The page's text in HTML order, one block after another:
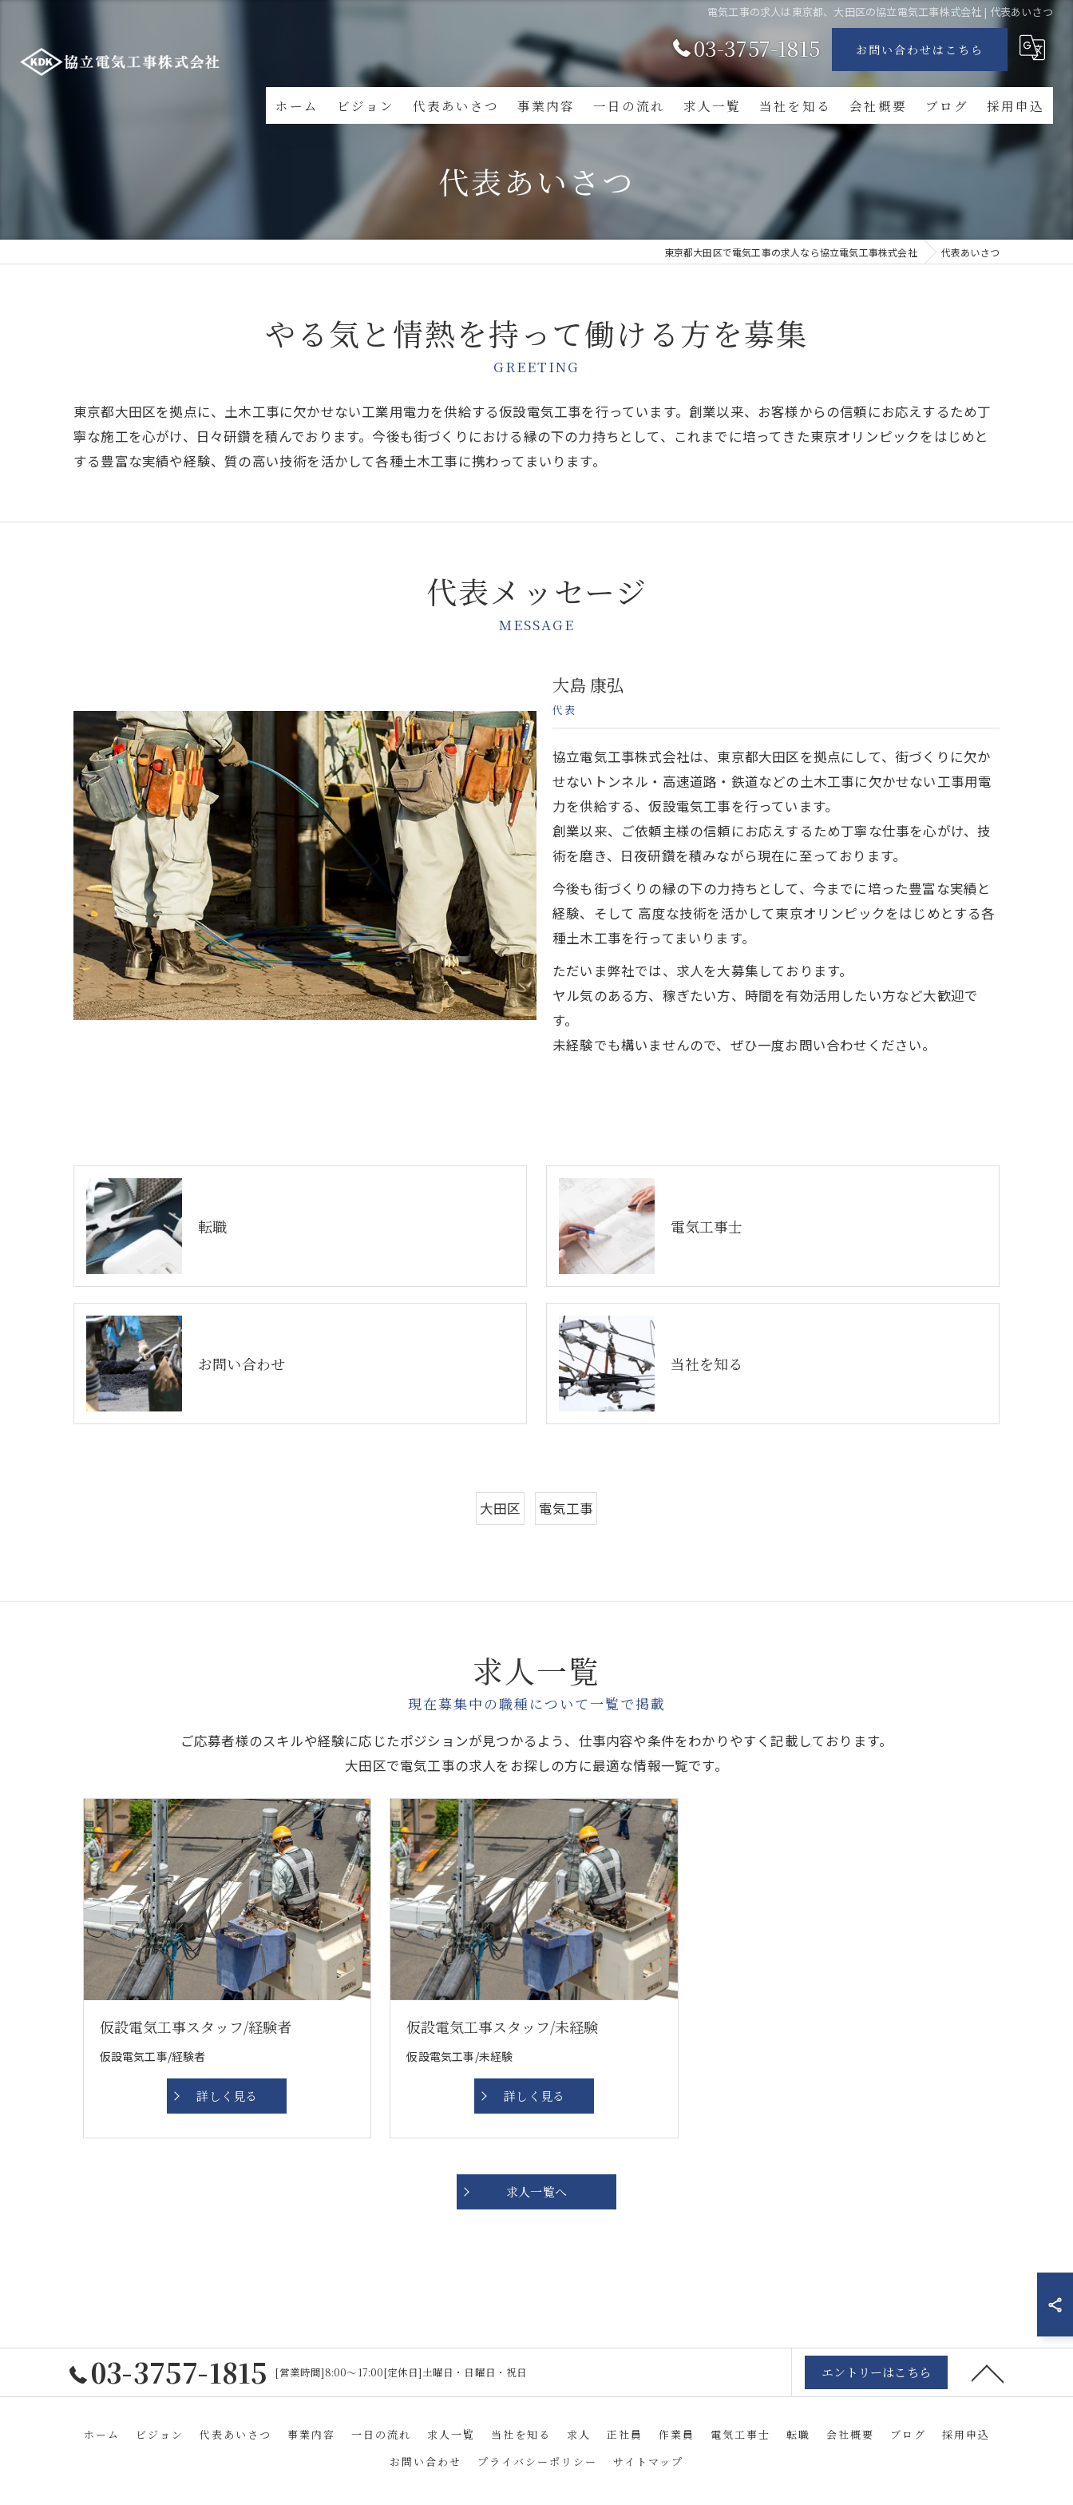
電気工事の求人は東京都、大田区の協立電気工事株式会社 | 代表あいさつ
03-3757-1815 お問い合わせはこちら
ホーム ビジョン 代表あいさつ 事業内容 一日の流れ 求人一覧 当社を知る
正社員
作業員
会社概要 ブログ 採用申込
代表あいさつ
東京都大田区で電気工事の求人なら協立電気工事株式会社 代表あいさつ
やる気と情熱を持って働ける方を募集
GREETING
東京都大田区を拠点に、土木工事に欠かせない工業用電力を供給する仮設電気工事を行っています。創業以来、お客様からの信頼にお応えするため丁
寧な施工を心がけ、日々研鑽を積んでおります。今後も街づくりにおける縁の下の力持ちとして、これまでに培ってきた東京オリンピックをはじめと
する豊富な実績や経験、質の高い技術を活かして各種土木工事に携わってまいります。
代表メッセージ
MESSAGE
大島 康弘
代表
協立電気工事株式会社は、東京都大田区を拠点にして、街づくりに欠か
せないトンネル・高速道路・鉄道などの土木工事に欠かせない工事用電
力を供給する、仮設電気工事を行っています。
創業以来、ご依頼主様の信頼にお応えするため丁寧な仕事を心がけ、技
術を磨き、日夜研鑽を積みながら現在に至っております。
今後も街づくりの縁の下の力持ちとして、今までに培った豊富な実績と
経験、そして 高度な技術を活かして東京オリンピックをはじめとする各
種土木工事を行ってまいります。
ただいま弊社では、求人を大募集しております。
ヤル気のある方、稼ぎたい方、時間を有効活用したい方など大歓迎で
す。
未経験でも構いませんので、ぜひ一度お問い合わせください。
転職 電気工事士
お問い合わせ 当社を知る
大田区 電気工事
求人一覧
現在募集中の職種について一覧で掲載
ご応募者様のスキルや経験に応じたポジションが見つかるよう、仕事内容や条件をわかりやすく記載しております。
大田区で電気工事の求人をお探しの方に最適な情報一覧です。
仮設電気工事スタッフ/経験者
仮設電気工事/経験者
詳しく見る
仮設電気工事スタッフ/未経験
仮設電気工事/未経験
詳しく見る
求人一覧へ
03-3757-1815 [営業時間]8:00～17:00[定休日]土曜日・日曜日・祝日 エントリーはこちら
ホーム ビジョン 代表あいさつ 事業内容 一日の流れ 求人一覧 当社を知る 求人 正社員 作業員 電気工事士 転職 会社概要 ブログ
採用申込
お問い合わせ
プライバシーポリシー サイトマップ